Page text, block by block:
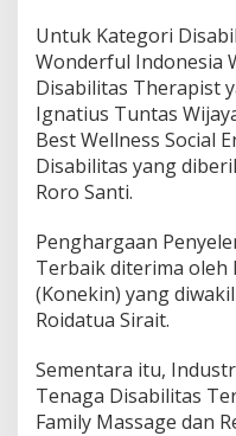
Untuk Kategori
Wonderful Indonesia
Disabilitas Therapist
Ignatius Tuntas
Best Wellness Social
Disabilitas yang
Roro Santi.
Penghargaan
Terbaik diterima oleh
(Konekin) yang
Roidatua Sirait.
Sementara itu,
Tenaga Disabilitas
Family Massage dan